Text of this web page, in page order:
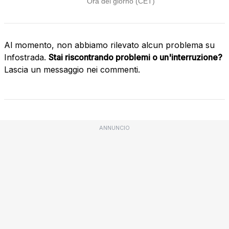
Al momento, non abbiamo rilevato alcun problema su
Infostrada. Stai riscontrando problemi o un'interruzione?
Lascia un messaggio nei commenti.
ANNUNCIO